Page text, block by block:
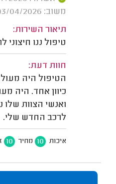
משוב: 03/04/2026
תיאור השירות:
טיפול ננו
חוות דעת:
הטיפול היה
כיוון אחד. היה
ואנשי הצוות שלו
לרכב החדש שלי.
איכות 10 מחיר 10